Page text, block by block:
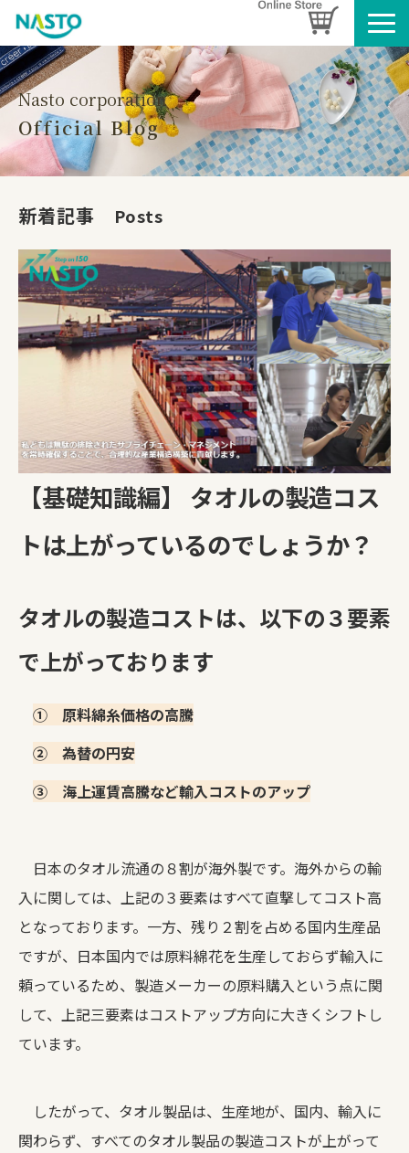
企業情報
製品情報
お知らせ
ブログ
SDGsへの取り組み
Nasto corporation
Official Blog
新着記事 Posts
【基礎知識編】 タオルの製造コス
トは上がっているのでしょうか？
タオルの製造コストは、以下の３要素
で上がっております
① 原料綿糸価格の高騰
② 為替の円安
③ 海上運賃高騰など輸入コストのアップ
日本のタオル流通の８割が海外製です。海外からの輸
入に関しては、上記の３要素はすべて直撃してコスト高
となっております。一方、残り２割を占める国内生産品
ですが、日本国内では原料綿花を生産しておらず輸入に
頼っているため、製造メーカーの原料購入という点に関
して、上記三要素はコストアップ方向に大きくシフトし
ています。
したがって、タオル製品は、生産地が、国内、輸入に
関わらず、すべてのタオル製品の製造コストが上がって